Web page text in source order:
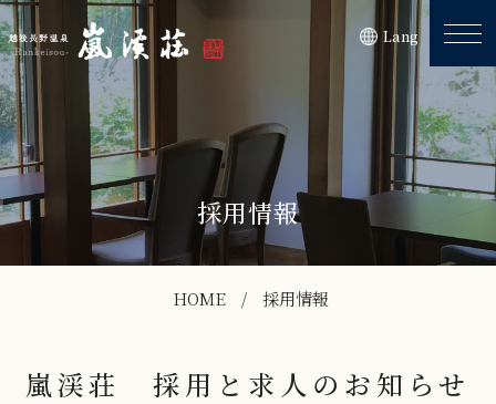
Lang
採用情報
HOME 採用情報
嵐渓荘 採用と求人のお知らせ